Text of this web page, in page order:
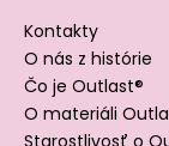
Kontakty
O nás z histórie
Čo je Outlast®
O materiáli
Starostlivosť o